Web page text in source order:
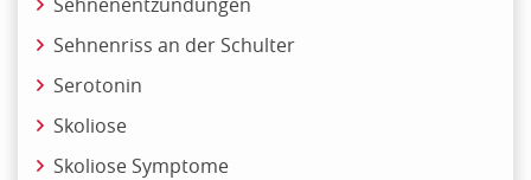
Sehnenriss an der Schulter
Serotonin
Skoliose
Skoliose Symptome